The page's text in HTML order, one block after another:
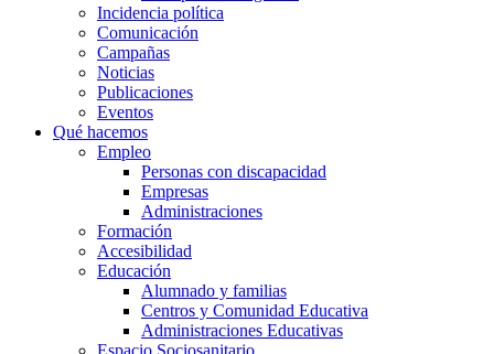
Incidencia política
Comunicación
Campañas
Noticias
Publicaciones
Eventos
Qué hacemos
Empleo
Personas con discapacidad
Empresas
Administraciones
Formación
Accesibilidad
Educación
Alumnado y familias
Centros y Comunidad Educativa
Administraciones Educativas
Espacio Sociosanitario